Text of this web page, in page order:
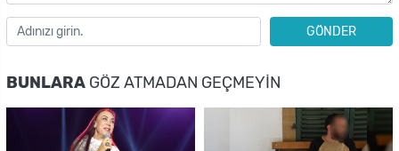
GÖNDER
BUNLARA GÖZ ATMADAN GEÇMEYIN